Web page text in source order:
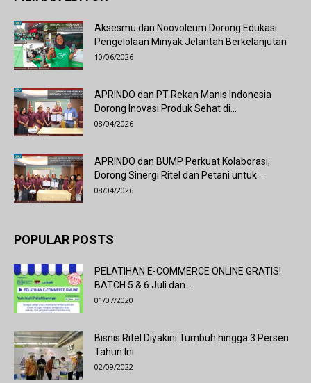
Aksesmu dan Noovoleum Dorong Edukasi
Pengelolaan Minyak Jelantah Berkelanjutan
10/06/2026
APRINDO dan PT Rekan Manis Indonesia
Dorong Inovasi Produk Sehat di...
08/04/2026
APRINDO dan BUMP Perkuat Kolaborasi,
Dorong Sinergi Ritel dan Petani untuk...
08/04/2026
POPULAR POSTS
PELATIHAN E-COMMERCE ONLINE GRATIS!
BATCH 5 & 6 Juli dan...
01/07/2020
Bisnis Ritel Diyakini Tumbuh hingga 3 Persen
Tahun Ini
02/09/2022